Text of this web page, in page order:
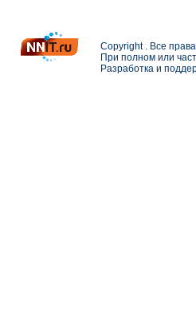
Copyright . Все
При полном или
Разработка и